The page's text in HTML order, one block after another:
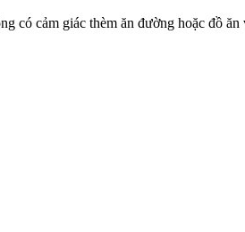
có cảm giác thèm ăn đường hoặc đồ ăn